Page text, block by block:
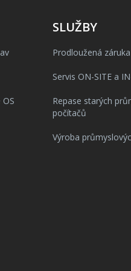
SLUŽBY
Prodloužená
Servis ON-SITE a
Repase starých
počítačů
Výroba